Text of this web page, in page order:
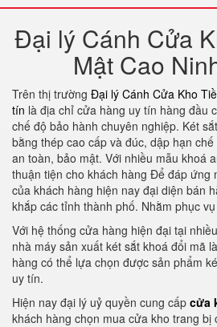
Đại lý Cánh Cửa
Mật Cao
Trên thị trường Đại lý Cánh Cửa Kho
tín là địa chỉ cửa hàng uy tín hàng đầu
chế độ bảo hành chuyên nghiệp. Két
bằng thép cao cấp và đúc, dập hạn
an toàn, bảo mật. Với nhiều mẫu khoá
thuận tiện cho khách hàng Để đáp ứng
của khách hàng hiện nay đại diện bán
khắp các tỉnh thành phố. Nhằm phục
Với hệ thống cửa hàng hiện đại tại
nhà máy sản xuất két sắt khoá đổi mã
hàng có thể lựa chọn được sản phẩm
uy tín.
Hiện nay đại lý uỷ quyền cung cấp cửa
khách hàng chọn mua cửa kho trang